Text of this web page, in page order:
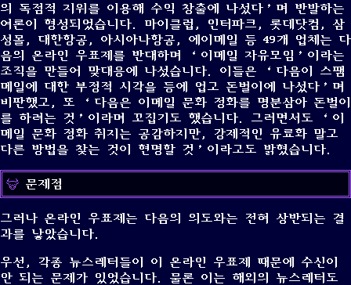
의 독점적 지위를 이용해 수익 창출에 나섰다’며 반발하는
여론이 형성되었습니다. 마이클럽, 인터파크, 롯데닷컴, 삼
성몰, 대한항공, 아시아나항공, 에이메일 등 49개 업체는 다
음의 온라인 우표제를 반대하며 ‘이메일 자유모임’이라는
조직을 만들어 맞대응에 나섰습니다. 이들은 ‘다음이 스팸
메일에 대한 부정적 시각을 등에 업고 돈벌이에 나섰다’며
비판했고, 또 ‘다음은 이메일 문화 정화를 명분삼아 돈벌이
를 하려는 것’이라며 꼬집기도 했습니다. 그러면서도 ‘이
메일 문화 정화 취지는 공감하지만, 강제적인 유료화 말고
다른 방법을 찾는 것이 현명할 것’이라고도 밝혔습니다.
문제점
그러나 온라인 우표제는 다음의 의도와는 전혀 상반되는 결
과를 낳았습니다.
우선, 각종 뉴스레터들이 이 온라인 우표제 때문에 수신이
안 되는 문제가 있었습니다. 물론 이는 해외의 뉴스레터도